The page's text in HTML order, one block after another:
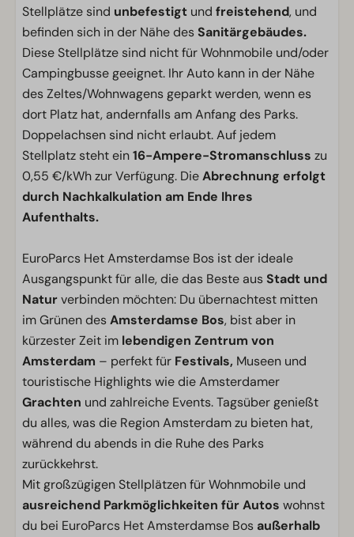
Stellplätze sind unbefestigt und freistehend, und
befinden sich in der Nähe des Sanitärgebäudes.
Diese Stellplätze sind nicht für Wohnmobile und/oder
Campingbusse geeignet. Ihr Auto kann in der Nähe
des Zeltes/Wohnwagens geparkt werden, wenn es
dort Platz hat, andernfalls am Anfang des Parks.
Doppelachsen sind nicht erlaubt. Auf jedem
Stellplatz steht ein16-Ampere-Stromanschluss zu
0,55 €/kWh zur Verfügung. DieAbrechnung erfolgt
durch Nachkalkulation am Ende Ihres
Aufenthalts.
EuroParcs Het Amsterdamse Bos ist der ideale
Ausgangspunkt für alle, die das Beste aus Stadt und
Naturverbinden möchten: Du übernachtest mitten
im Grünen desAmsterdamse Bos, bist aber in
kürzester Zeit im lebendigen Zentrum von
Amsterdam – perfekt für Festivals, Museen und
touristische Highlights wie die Amsterdamer
Grachten und zahlreiche Events. Tagsüber genießt
du alles, was die Region Amsterdam zu bieten hat,
während du abends in die Ruhe des Parks
zurückkehrst.
Mit großzügigen Stellplätzen für Wohnmobile und
ausreichend Parkmöglichkeiten für Autos wohnst
du bei EuroParcs Het Amsterdamse Bos außerhalb